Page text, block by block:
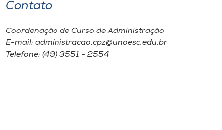
Contato
Coordenação de Curso de Administração
E-mail: administracao.cpz@unoesc.edu.br
Telefone: (49) 3551 - 2554